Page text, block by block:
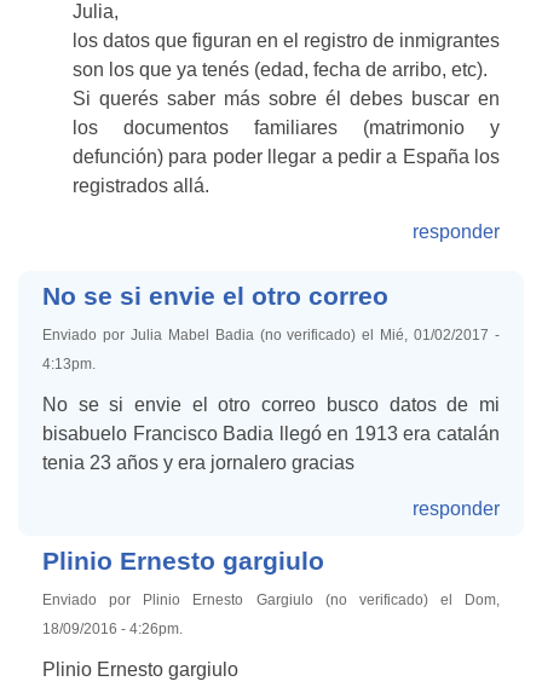
Julia,
los datos que figuran en el registro de inmigrantes
son los que ya tenés (edad, fecha de arribo, etc).
Si querés saber más sobre él debes buscar en
los documentos familiares (matrimonio y
defunción) para poder llegar a pedir a España los
registrados allá.
responder
No se si envie el otro correo
Enviado por Julia Mabel Badia (no verificado) el Mié, 01/02/2017 -
4:13pm.
No se si envie el otro correo busco datos de mi
bisabuelo Francisco Badia llegó en 1913 era catalán
tenia 23 años y era jornalero gracias
responder
Plinio Ernesto gargiulo
Enviado por Plinio Ernesto Gargiulo (no verificado) el Dom,
18/09/2016 - 4:26pm.
Plinio Ernesto gargiulo